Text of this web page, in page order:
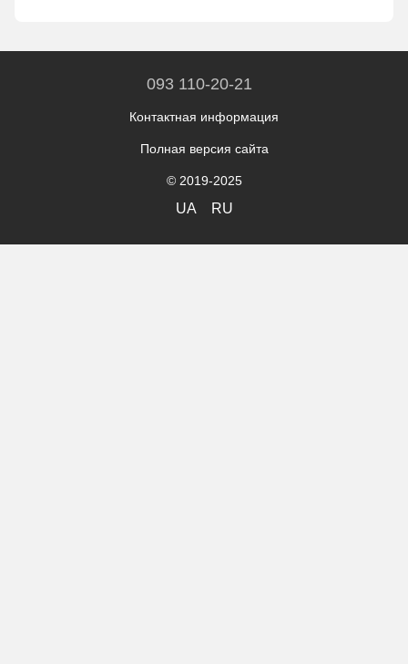
093 110-20-21
Контактная информация
Полная версия сайта
© 2019-2025
UA RU